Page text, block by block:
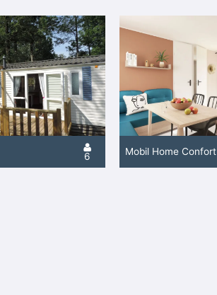
6 Mobil Home Confort